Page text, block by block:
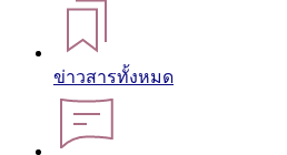
ข่าวสารทั้งหมด